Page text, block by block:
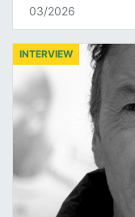
03/2026
INTERVIEW